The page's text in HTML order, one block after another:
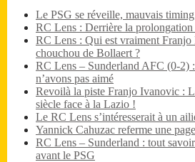
Le PSG se réveille, mauvais
RC Lens : Derrière la
RC Lens : Qui est vraiment
chouchou de Bollaert ?
RC Lens – Sunderland AFC (0-2)
n’avons pas aimé
Revoilà la piste Franjo Ivanovic :
siècle face à la Lazio !
Le RC Lens s’intéresserait à un
Yannick Cahuzac referme une
RC Lens – Sunderland : tout
avant le PSG